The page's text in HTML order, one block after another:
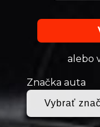
alebo
Značka auta